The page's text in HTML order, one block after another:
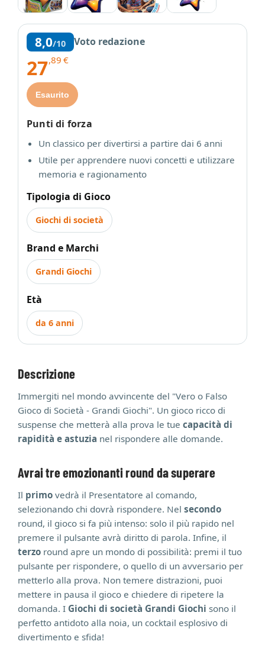
8,0/10 Voto redazione
27,89 €
Esaurito
Punti di forza
Un classico per divertirsi a partire dai 6 anni
Utile per apprendere nuovi concetti e utilizzare
memoria e ragionamento
Tipologia di Gioco
Giochi di società
Brand e Marchi
Grandi Giochi
Età
da 6 anni
Descrizione
Immergiti nel mondo avvincente del "Vero o Falso
Gioco di Società - Grandi Giochi". Un gioco ricco di
suspense che metterà alla prova le tue capacità di
rapidità e astuzia nel rispondere alle domande.
Avraitre emozionanti roundda superare
Il primo vedrà il Presentatore al comando,
selezionando chi dovrà rispondere. Nel secondo
round, il gioco si fa più intenso: solo il più rapido nel
premere il pulsante avrà diritto di parola. Infine, il
terzo round apre un mondo di possibilità: premi il tuo
pulsante per rispondere, o quello di un avversario per
metterlo alla prova. Non temere distrazioni, puoi
mettere in pausa il gioco e chiedere di ripetere la
domanda. I Giochi di società Grandi Giochi sono il
perfetto antidoto alla noia, un cocktail esplosivo di
divertimento e sfida!